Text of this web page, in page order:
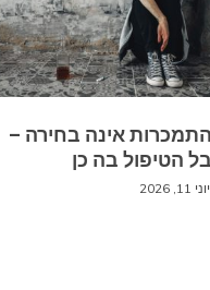
אינה בחירה –
הטיפול בה כן
יוני 11, 2026